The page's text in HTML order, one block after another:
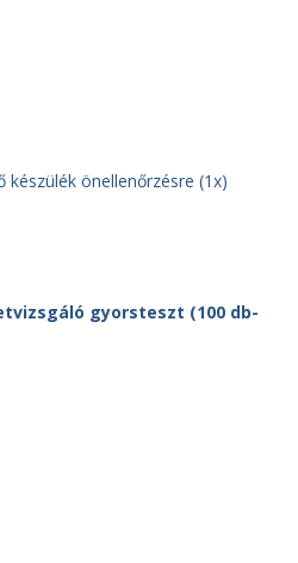
készülék önellenőrzésre (1x)